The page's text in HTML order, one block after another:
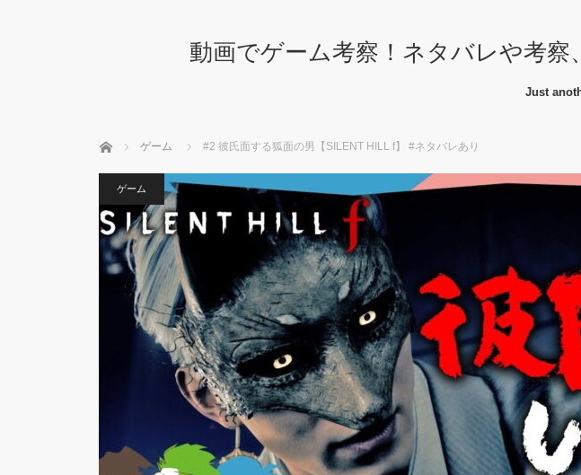
動画でゲーム考察！ネタバレや考察
Just
ホーム ゲーム #2 彼氏面する狐面の男【SILENT HILL f】 #ネタバレあり
ゲーム